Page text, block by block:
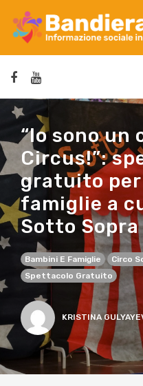
“Io sono un
Circus!”:
gratuito per
famiglie a
Sotto Sopra
Bambini E Famiglie
Circo
Spettacolo Gratuito
KRISTINA